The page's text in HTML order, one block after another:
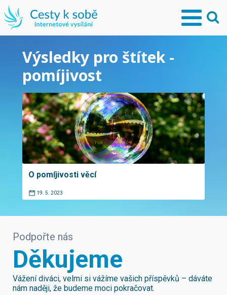
Výsledky pro štítek -
pomíjivost
O pomíjivosti věcí
19. 5. 2023
Podpořte nás
Děkujeme
Vážení diváci, velmi si vážíme vašich příspěvků – dáváte
nám naději, že budeme moci pokračovat.